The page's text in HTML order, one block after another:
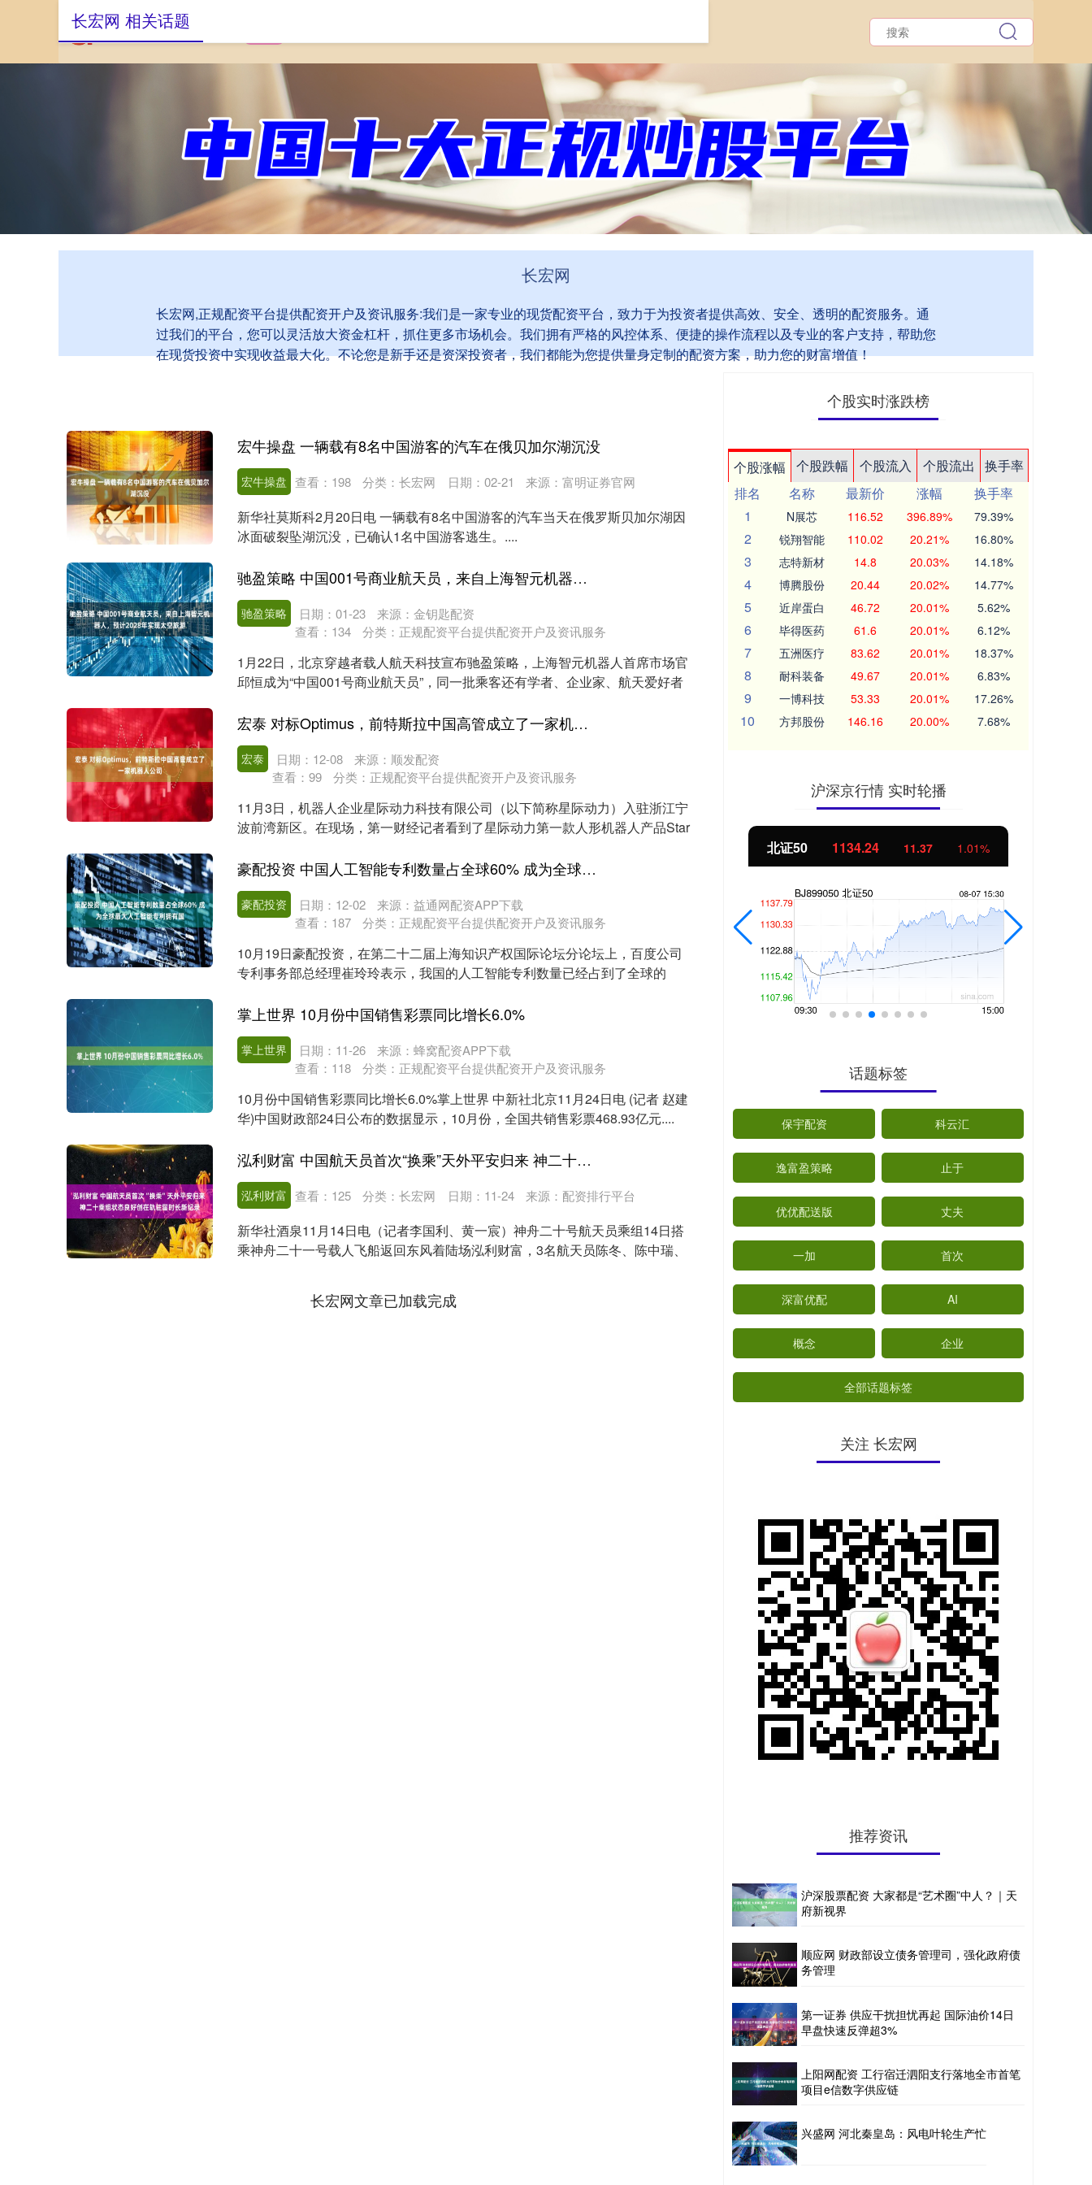
长宏网
长宏网,正规配资平台提供配资开户及资讯服务:我们是一家专业的现货配资平台，致力于为投资者提供高效、安全、透明的配资服务。通
过我们的平台，您可以灵活放大资金杠杆，抓住更多市场机会。我们拥有严格的风控体系、便捷的操作流程以及专业的客户支持，帮助您
在现货投资中实现收益最大化。不论您是新手还是资深投资者，我们都能为您提供量身定制的配资方案，助力您的财富增值！
长宏网 相关话题
宏牛操盘 一辆载有8名中国游客的汽车在俄贝加尔湖沉没
宏牛操盘 日期：02-21 来源：富明证券官网
查看： 198 分类： 长宏网
新华社莫斯科2月20日电 一辆载有8名中国游客的汽车当天在俄罗斯贝加尔湖因
冰面破裂坠湖沉没，已确认1名中国游客逃生。....
驰盈策略 中国001号商业航天员，来自上海智元机器人，预计2028年实现太空旅游
驰盈策略 日期：01-23
来源：金钥匙配资
查看： 134 分类： 正规配资平台提供配资开户及资讯服务
1月22日，北京穿越者载人航天科技宣布驰盈策略，上海智元机器人首席市场官
邱恒成为“中国001号商业航天员”，同一批乘客还有学者、企业家、航天爱好者
宏泰 对标Optimus，前特斯拉中国高管成立了一家机器人公司
宏泰 日期：12-08
来源：顺发配资
查看： 99 分类： 正规配资平台提供配资开户及资讯服务
11月3日，机器人企业星际动力科技有限公司（以下简称星际动力）入驻浙江宁
波前湾新区。在现场，第一财经记者看到了星际动力第一款人形机器人产品Star
豪配投资 中国人工智能专利数量占全球60% 成为全球最大人工智能专利拥有国
豪配投资 日期：12-02
来源：益通网配资APP下载
查看： 187 分类： 正规配资平台提供配资开户及资讯服务
10月19日豪配投资，在第二十二届上海知识产权国际论坛分论坛上，百度公司
专利事务部总经理崔玲玲表示，我国的人工智能专利数量已经占到了全球的
掌上世界 10月份中国销售彩票同比增长6.0%
掌上世界 日期：11-26
来源：蜂窝配资APP下载
查看： 118 分类： 正规配资平台提供配资开户及资讯服务
10月份中国销售彩票同比增长6.0%掌上世界 中新社北京11月24日电 (记者 赵建
华)中国财政部24日公布的数据显示，10月份，全国共销售彩票468.93亿元....
泓利财富 中国航天员首次“换乘”天外平安归来 神二十乘组状态良好创在轨驻留时长新纪录
泓利财富 日期：11-24 来源：配资排行平台
查看： 125 分类： 长宏网
新华社酒泉11月14日电（记者李国利、黄一宸）神舟二十号航天员乘组14日搭
乘神舟二十一号载人飞船返回东风着陆场泓利财富，3名航天员陈冬、陈中瑞、
长宏网文章已加载完成
个股实时涨跌榜
个股涨幅 个股跌幅 个股流入 个股流出
换手率
排名
名称 最新价 涨幅
换手率
1
N展芯 116.52 396.89% 79.39%
2 锐翔智能 110.02 20.21% 16.80%
3 志特新材 14.8 20.03% 14.18%
4 博腾股份 20.44 20.02% 14.77%
5 近岸蛋白 46.72 20.01% 5.62%
6 毕得医药 61.6 20.01% 6.12%
7 五洲医疗 83.62 20.01% 18.37%
8 耐科装备 49.67 20.01% 6.83%
9 一博科技 53.33 20.01% 17.26%
10 方邦股份 146.16 20.00% 7.68%
沪深京行情 实时轮播
北证50 1134.24 11.37 1.01%
话题标签
保宇配资 科云汇
逸富盈策略 止于
优优配送版 丈夫
一加 首次
深富优配 AI
概念 企业
全部话题标签
关注 长宏网
推荐资讯
沪深股票配资 大家都是“艺术圈”中人？｜天
府新视界
顺应网 财政部设立债务管理司，强化政府债
务管理
第一证券 供应干扰担忧再起 国际油价14日
早盘快速反弹超3%
上阳网配资 工行宿迁泗阳支行落地全市首笔
项目e信数字供应链
兴盛网 河北秦皇岛：风电叶轮生产忙